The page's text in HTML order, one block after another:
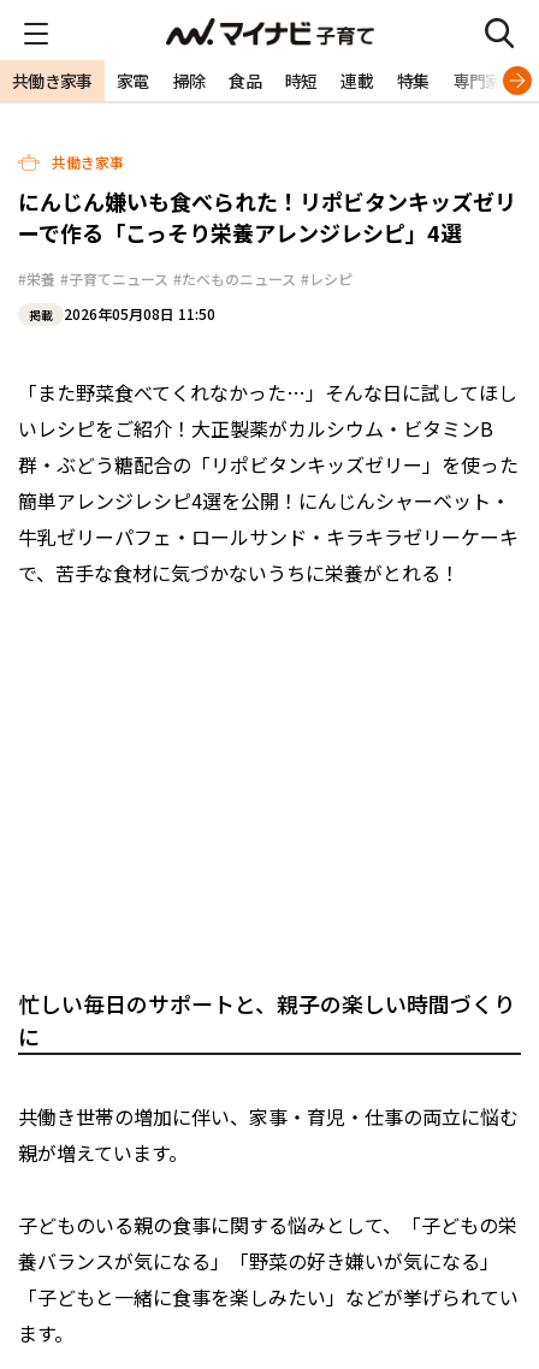
共働き家事 家電 掃除 食品 時短 連載 特集 専門家
共働き家事
にんじん嫌いも食べられた！リポビタンキッズゼリ
ーで作る「こっそり栄養アレンジレシピ」4選
#栄養 #子育てニュース #たべものニュース #レシピ
掲載 2026年05月08日 11:50
「また野菜食べてくれなかった…」そんな日に試してほし
いレシピをご紹介！大正製薬がカルシウム・ビタミンB
群・ぶどう糖配合の「リポビタンキッズゼリー」を使った
簡単アレンジレシピ4選を公開！にんじんシャーベット・
牛乳ゼリーパフェ・ロールサンド・キラキラゼリーケーキ
で、苦手な食材に気づかないうちに栄養がとれる！
忙しい毎日のサポートと、親子の楽しい時間づくり
に
共働き世帯の増加に伴い、家事・育児・仕事の両立に悩む
親が増えています。
子どものいる親の食事に関する悩みとして、「子どもの栄
養バランスが気になる」「野菜の好き嫌いが気になる」
「子どもと一緒に食事を楽しみたい」などが挙げられてい
ます。